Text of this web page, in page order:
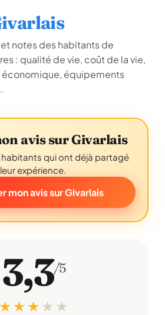
notes des habitants de
: qualité de vie, coût de la vie,
économique, équipements
avis sur Givarlais
habitants qui ont déjà partagé
leur expérience.
mon avis sur Givarlais
3,3/5
★ ★ ★ ★ ★